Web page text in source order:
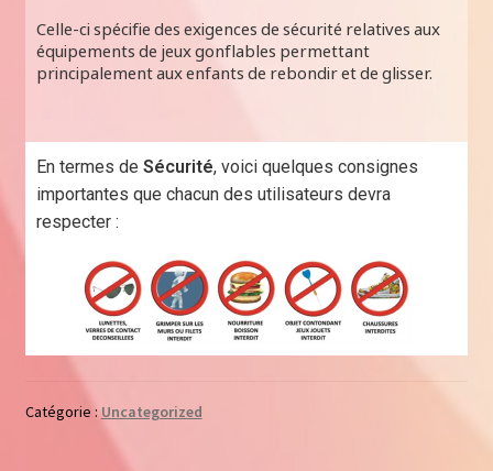
Celle-ci spécifie des exigences de sécurité relatives aux
équipements de jeux gonflables permettant
principalement aux enfants de rebondir et de glisser.
En termes de Sécurité, voici quelques consignes
importantes que chacun des utilisateurs devra
respecter :
Catégorie : Uncategorized